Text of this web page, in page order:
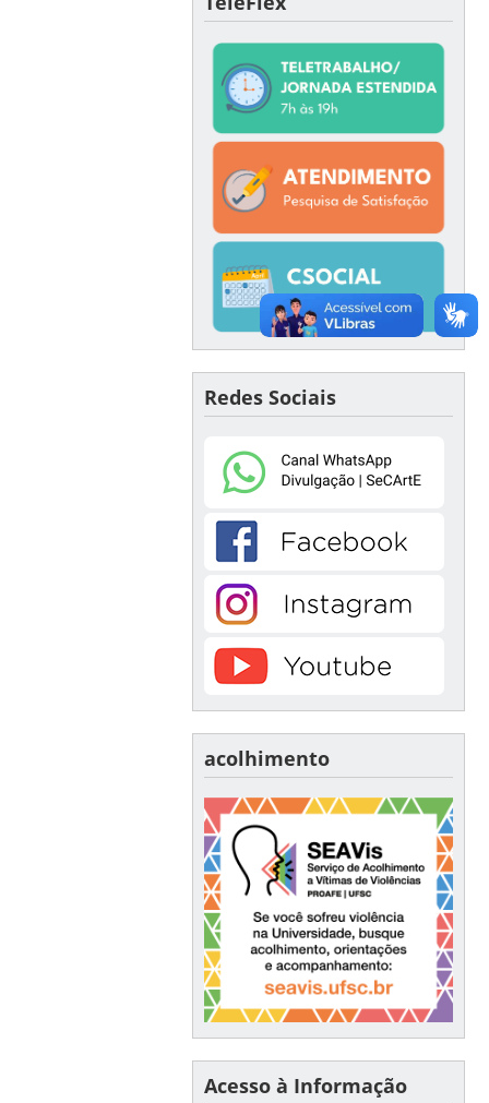
Redes Sociais
acolhimento
Acesso à Informação